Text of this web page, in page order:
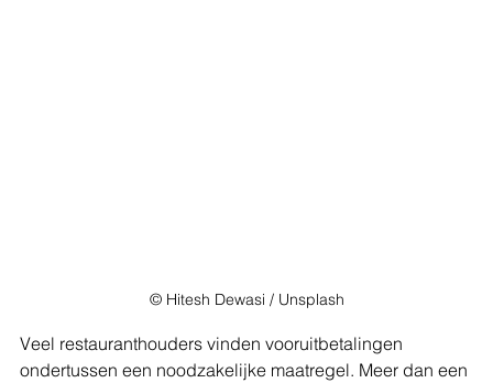
© Hitesh Dewasi / Unsplash
Veel restauranthouders vinden vooruitbetalingen
ondertussen een noodzakelijke maatregel. Meer dan een